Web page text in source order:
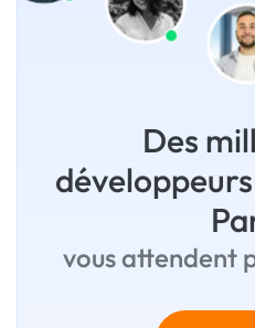
Des
vous attendent